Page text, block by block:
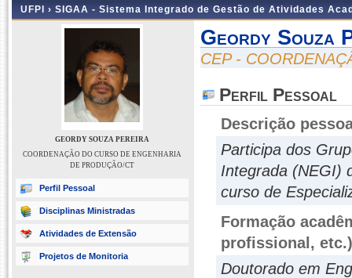
UFPI › SIGAA - Sistema Integrado de Gestão de Atividades
GEORDY SOUZA PEREIRA
COORDENAÇÃO DO CURSO DE ENGENHARIA
DE PRODUÇÃO/CT
Perfil Pessoal
Disciplinas Ministradas
Atividades de Extensão
Projetos de Monitoria
Geordy Souza
CEP -
Perfil Pessoal
Descrição
Participa dos
Integrada (NEGI)
curso de
Formação
profissional, etc.)
Doutorado em